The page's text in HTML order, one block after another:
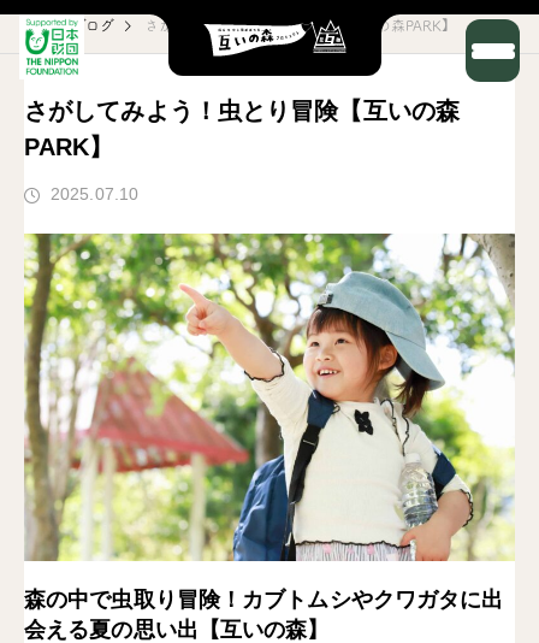
ブログ さがしてみよう！虫とり冒険【互いの森PARK】
さがしてみよう！虫とり冒険【互いの森
PARK】
2025.07.10
森の中で虫取り冒険！カブトムシやクワガタに出
会える夏の思い出【互いの森】